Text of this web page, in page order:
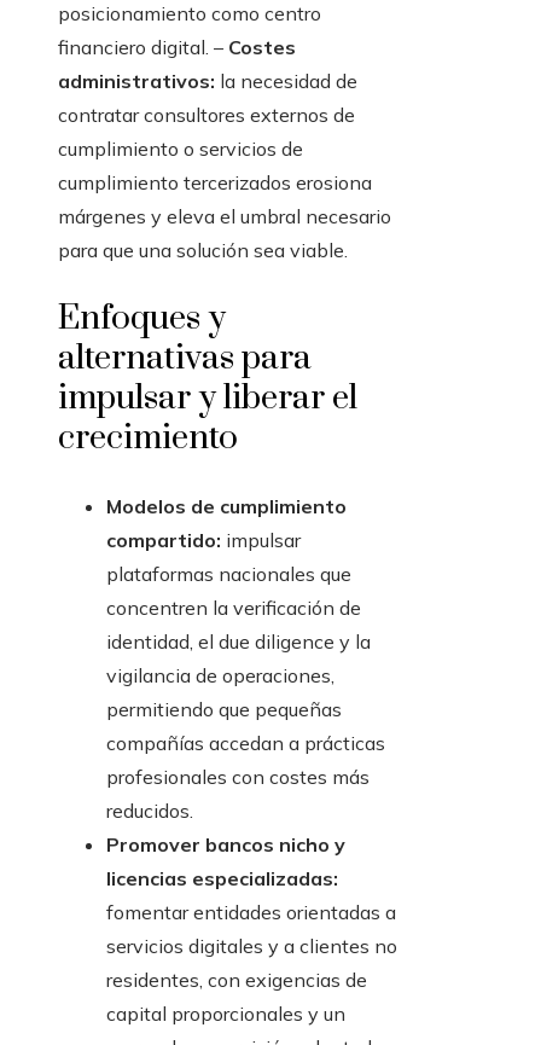
posicionamiento como centro
financiero digital. – Costes
administrativos: la necesidad de
contratar consultores externos de
cumplimiento o servicios de
cumplimiento tercerizados erosiona
márgenes y eleva el umbral necesario
para que una solución sea viable.
Enfoques y
alternativas para
impulsar y liberar el
crecimiento
Modelos de cumplimiento
compartido: impulsar
plataformas nacionales que
concentren la verificación de
identidad, el due diligence y la
vigilancia de operaciones,
permitiendo que pequeñas
compañías accedan a prácticas
profesionales con costes más
reducidos.
Promover bancos nicho y
licencias especializadas:
fomentar entidades orientadas a
servicios digitales y a clientes no
residentes, con exigencias de
capital proporcionales y un